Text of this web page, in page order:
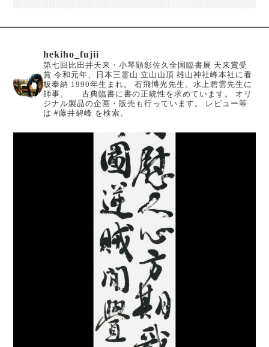
hekiho_fujii
第七回比田井天来・小琴顕彰佐久全国臨書展 天来賞受
賞 令和元年、日本三霊山 立山山頂 雄山神社峰本社に看
板奉納 1990年生まれ。
石飛博光先生、水上碧雲先生に
師事。
古典臨書に書の正統性を求めています。
オリ
ジナル製品の企画・販売も行っています。
レビュー等
は #藤井碧峰 を検索。